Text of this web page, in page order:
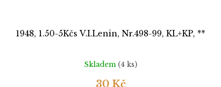
1948, 1.50-5Kčs V.I.Lenin, Nr.498-99, KL+KP, **
Skladem (4 ks)
30 Kč